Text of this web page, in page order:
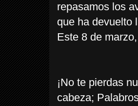
repasamos los
que ha devuelto
Este 8 de
¡No te pierdas
cabeza;